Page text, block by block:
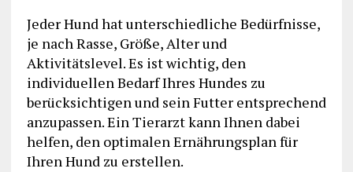
Jeder Hund hat unterschiedliche Bedürfnisse,
je nach Rasse, Größe, Alter und
Aktivitätslevel. Es ist wichtig, den
individuellen Bedarf Ihres Hundes zu
berücksichtigen und sein Futter entsprechend
anzupassen. Ein Tierarzt kann Ihnen dabei
helfen, den optimalen Ernährungsplan für
Ihren Hund zu erstellen.